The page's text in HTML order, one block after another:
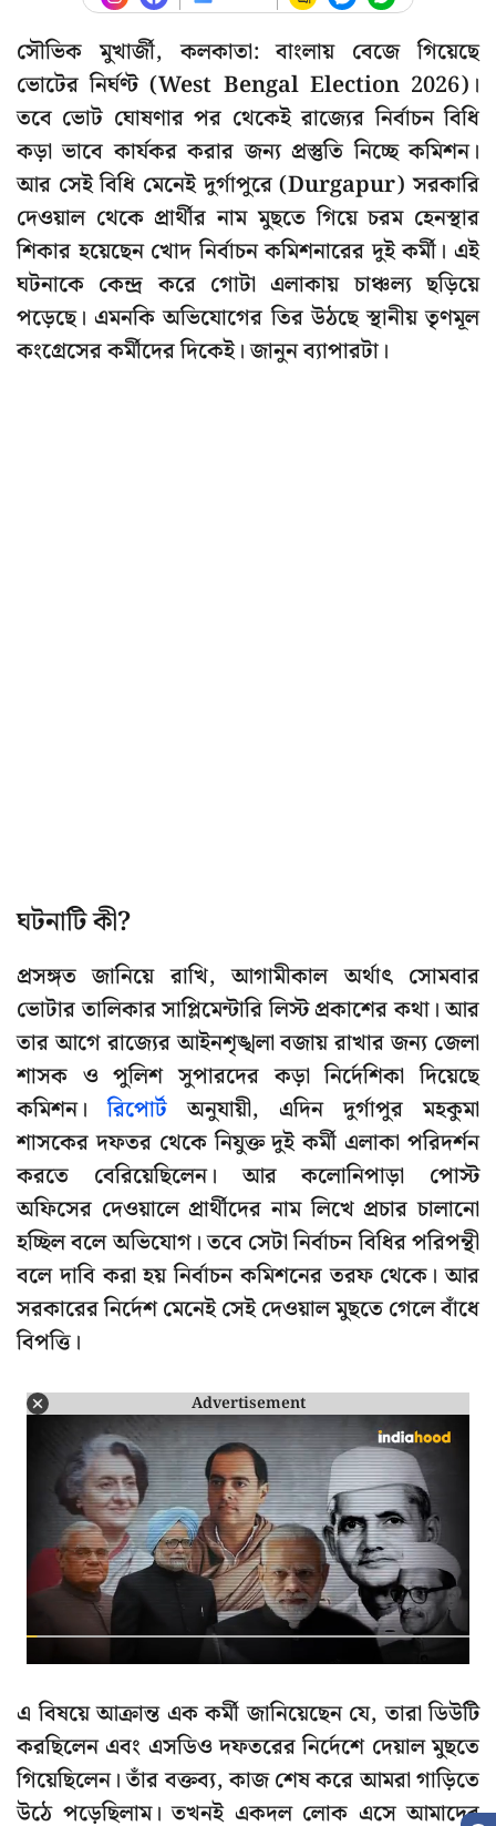
সৌভিক মুখার্জী, কলকাতা: বাংলায় বেজে গিয়েছে
ভোটের নির্ঘণ্ট (West Bengal Election 2026)।
তবে ভোট ঘোষণার পর থেকেই রাজ্যের নির্বাচন বিধি
কড়া ভাবে কার্যকর করার জন্য প্রস্তুতি নিচ্ছে কমিশন।
আর সেই বিধি মেনেই দুর্গাপুরে (Durgapur) সরকারি
দেওয়াল থেকে প্রার্থীর নাম মুছতে গিয়ে চরম হেনস্থার
শিকার হয়েছেন খোদ নির্বাচন কমিশনারের দুই কর্মী। এই
ঘটনাকে কেন্দ্র করে গোটা এলাকায় চাঞ্চল্য ছড়িয়ে
পড়েছে। এমনকি অভিযোগের তির উঠছে স্থানীয় তৃণমূল
কংগ্রেসের কর্মীদের দিকেই। জানুন ব্যাপারটা।
ঘটনাটি কী?
প্রসঙ্গত জানিয়ে রাখি, আগামীকাল অর্থাৎ সোমবার
ভোটার তালিকার সাপ্লিমেন্টারি লিস্ট প্রকাশের কথা। আর
তার আগে রাজ্যের আইনশৃঙ্খলা বজায় রাখার জন্য জেলা
শাসক ও পুলিশ সুপারদের কড়া নির্দেশিকা দিয়েছে
কমিশন।রিপোর্ট অনুযায়ী, এদিন দুর্গাপুর মহকুমা
শাসকের দফতর থেকে নিযুক্ত দুই কর্মী এলাকা পরিদর্শন
করতে বেরিয়েছিলেন। আর কলোনিপাড়া পোস্ট
অফিসের দেওয়ালে প্রার্থীদের নাম লিখে প্রচার চালানো
হচ্ছিল বলে অভিযোগ। তবে সেটা নির্বাচন বিধির পরিপন্থী
বলে দাবি করা হয় নির্বাচন কমিশনের তরফ থেকে। আর
সরকারের নির্দেশ মেনেই সেই দেওয়াল মুছতে গেলে বাঁধে
বিপত্তি।
Advertisement
এ বিষয়ে আক্রান্ত এক কর্মী জানিয়েছেন যে, তারা ডিউটি
করছিলেন এবং এসডিও দফতরের নির্দেশে দেয়াল মুছতে
গিয়েছিলেন। তাঁর বক্তব্য, কাজ শেষ করে আমরা গাড়িতে
উঠে পড়েছিলাম। তখনই একদল লোক এসে আমাদের